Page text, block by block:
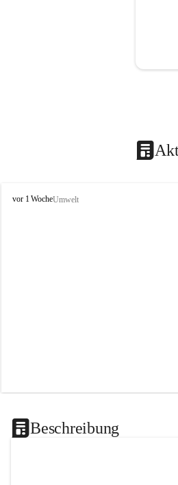
V
vor 1 WocheUmwelt
Beschreibung